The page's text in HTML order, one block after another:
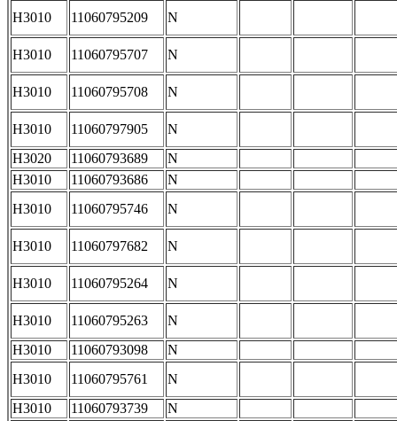
H3010 11060795209 N
H3010 11060795707 N
H3010 11060795708 N
H3010 11060797905
N
H3020
11060793689
N
H3010
11060793686
N
H3010
11060795746 N
H3010 11060797682 N
H3010 11060795264 N
H3010 11060795263
N
H3010
11060793098
N
H3010
11060795761
N
H3010
11060793739
N